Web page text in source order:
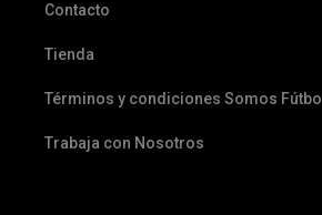
Contacto
Tienda
Términos y condiciones Somos Fútbol
Trabaja con Nosotros